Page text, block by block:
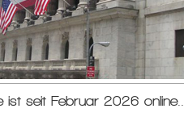
ist seit Februar 2026 online..